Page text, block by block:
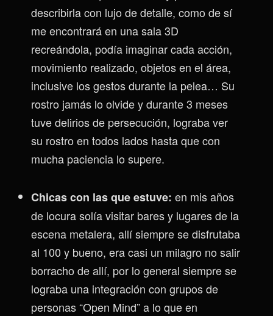
describirla con lujo de detalle, como de sí
me encontrará en una sala 3D
recreándola, podía imaginar cada acción,
movimiento realizado, objetos en el área,
inclusive los gestos durante la pelea… Su
rostro jamás lo olvide y durante 3 meses
tuve delirios de persecución, lograba ver
su rostro en todos lados hasta que con
mucha paciencia lo supere.
Chicas con las que estuve: en mis años
de locura solía visitar bares y lugares de la
escena metalera, allí siempre se disfrutaba
al 100 y bueno, era casi un milagro no salir
borracho de allí, por lo general siempre se
lograba una integración con grupos de
personas “Open Mind” a lo que en